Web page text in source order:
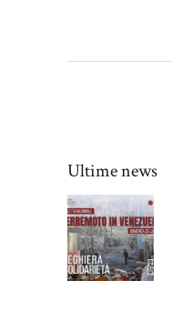
Ultime news